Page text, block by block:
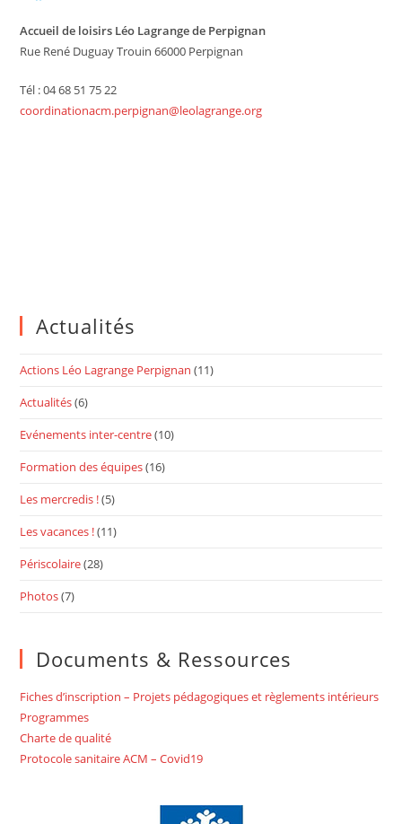
Accueil de loisirs Léo Lagrange de Perpignan
Rue René Duguay Trouin 66000 Perpignan
Tél : 04 68 51 75 22
coordinationacm.perpignan@leolagrange.org
Actualités
Actions Léo Lagrange Perpignan (11)
Actualités(6)
Evénements inter-centre(10)
Formation des équipes(16)
Les mercredis !(5)
Les vacances !(11)
Périscolaire(28)
Photos(7)
Documents & Ressources
Fiches d’inscription – Projets pédagogiques et règlements intérieurs
Programmes
Charte de qualité
Protocole sanitaire ACM – Covid19